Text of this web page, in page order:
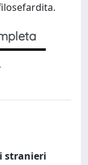
stranieri